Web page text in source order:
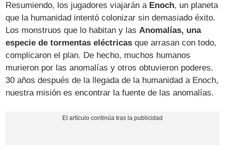
Resumiendo, los jugadores viajarán a Enoch, un planeta
que la humanidad intentó colonizar sin demasiado éxito.
Los monstruos que lo habitan y lasAnomalías, una
especie de tormentas eléctricas que arrasan con todo,
complicaron el plan. De hecho, muchos humanos
murieron por las anomalías y otros obtuvieron poderes.
30 años después de la llegada de la humanidad a Enoch,
nuestra misión es encontrar la fuente de las anomalías.